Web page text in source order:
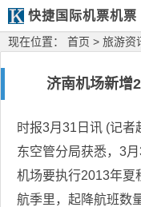
快捷国际机票机票
现在位置： 首页 > 旅游资
济南机场新增
时报3月31日讯 (记者
东空管分局获悉，3
机场要执行2013年夏
航季里，起降航班数